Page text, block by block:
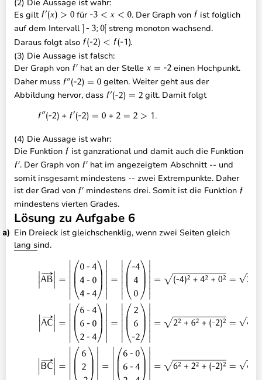
(2) Die Aussage ist wahr:
Es gilt
für . Der Graph von
ist folglich
auf dem Intervall
streng monoton wachsend.
Daraus folgt also
.
(3) Die Aussage ist falsch:
Der Graph von
hat an der Stelle
einen Hochpunkt.
Daher muss
gelten. Weiter geht aus der
Abbildung hervor, dass
gilt. Damit folgt
(4) Die Aussage ist wahr:
Die Funktion
ist ganzrational und damit auch die Funktion
. Der Graph von
hat im angezeigtem Abschnitt -- und
somit insgesamt mindestens -- zwei Extrempunkte. Daher
ist der Grad von
mindestens drei. Somit ist die Funktion
mindestens vierten Grades.
Lösung zu Aufgabe 6
Ein Dreieck ist gleichschenklig, wenn zwei Seiten gleich
lang sind.